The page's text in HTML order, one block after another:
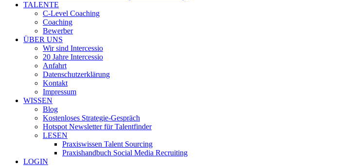
TALENTE
C-Level Coaching
Coaching
Bewerber
ÜBER UNS
Wir sind Intercessio
20 Jahre Intercessio
Anfahrt
Datenschutzerklärung
Kontakt
Impressum
WISSEN
Blog
Kostenloses Strategie-Gespräch
Hotspot Newsletter für Talentfinder
LESEN
Praxiswissen Talent Sourcing
Praxishandbuch Social Media Recruiting
LOGIN